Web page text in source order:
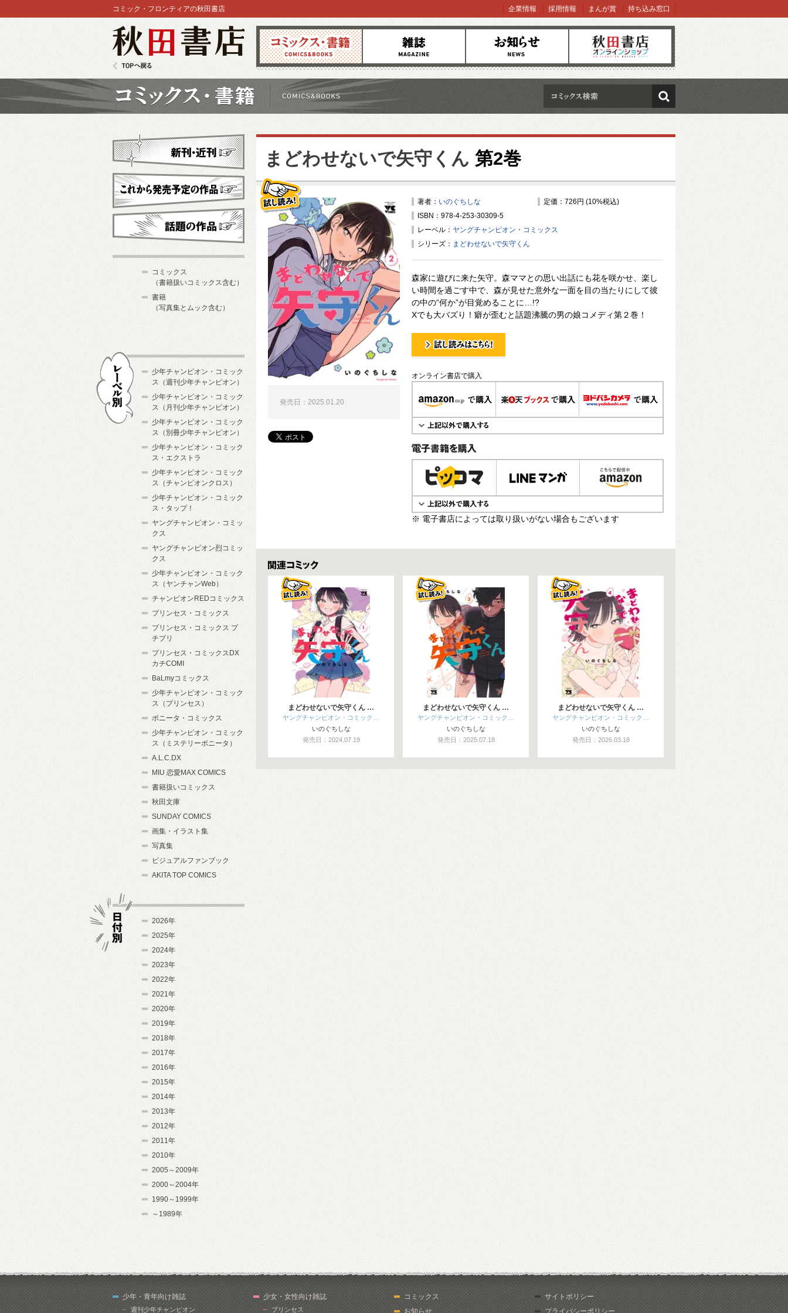
コミックス 雑誌 お知らせ オンラインショップ
コミック・フロンティアの秋田書店 企業情報 採用情報 まんが賞 持ち込み窓口
検索
まどわせないで矢守くん 第2巻
著者： いのぐちしな
定価：726円 (10%税込)
ISBN：978-4-253-30309-5
レーベル： ヤングチャンピオン・コミックス
シリーズ： まどわせないで矢守くん
森家に遊びに来た矢守。森ママとの思い出話にも花を咲かせ、楽し
い時間を過ごす中で、森が見せた意外な一面を目の当たりにして彼
の中の“何か”が目覚めることに…!?
Xでも大バズり！癖が歪むと話題沸騰の男の娘コメディ第２巻！
試し読み！
オンライン書店で購入
電子書籍で購入
※ 電子書店によっては取り扱いがない場合もございます
発売日：2025.01.20
関連コミックス
まどわせないで矢守くん …
ヤングチャンピオン・コミック…
いのぐちしな
発売日：2024.07.19
まどわせないで矢守くん …
ヤングチャンピオン・コミック…
いのぐちしな
発売日：2025.07.18
まどわせないで矢守くん …
ヤングチャンピオン・コミック…
いのぐちしな
発売日：2026.03.18
新刊・近刊
これから発売予定
コミックス
（書籍扱いコミックス含む）
書籍
（写真集とムック含む）
少年チャンピオン・コミック
ス（週刊少年チャンピオン）
少年チャンピオン・コミック
ス（月刊少年チャンピオン）
少年チャンピオン・コミック
ス（別冊少年チャンピオン）
少年チャンピオン・コミック
ス・エクストラ
少年チャンピオン・コミック
ス（チャンピオンクロス）
少年チャンピオン・コミック
ス・タップ！
ヤングチャンピオン・コミッ
クス
ヤングチャンピオン烈コミッ
クス
少年チャンピオン・コミック
ス（ヤンチャンWeb）
チャンピオンREDコミックス
プリンセス・コミックス
プリンセス・コミックス プ
チプリ
プリンセス・コミックスDX
カチCOMI
BaLmyコミックス
少年チャンピオン・コミック
ス（プリンセス）
ボニータ・コミックス
少年チャンピオン・コミック
ス（ミステリーボニータ）
A.L.C.DX
MIU 恋愛MAX COMICS
書籍扱いコミックス
秋田文庫
SUNDAY COMICS
画集・イラスト集
写真集
ビジュアルファンブック
AKITA TOP COMICS
2026年
2025年
2024年
2023年
2022年
2021年
2020年
2019年
2018年
2017年
2016年
2015年
2014年
2013年
2012年
2011年
2010年
2005～2009年
2000～2004年
1990～1999年
～1989年
少年・青年向け雑誌
週刊少年チャンピオン
少女・女性向け雑誌
プリンセス
コミックス
お知らせ
サイトポリシー
プライバシーポリシー